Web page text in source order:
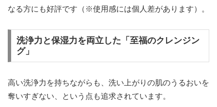
なる方にも好評です（※使用感には個人差があります）。
洗浄力と保湿力を両立した「至福のクレンジン
グ」
高い洗浄力を持ちながらも、洗い上がりの肌のうるおいを
奪いすぎない、という点も追求されています。